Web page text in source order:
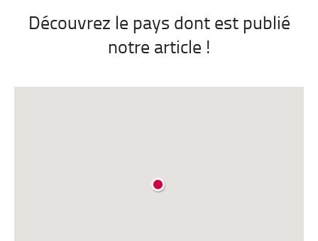
Découvrez le pays dont est publié
notre article !